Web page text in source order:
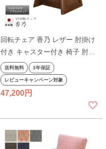
回転チェア 香乃 レザー 肘掛け
付き キャスター付き 椅子 肘付
ダイニングチェア 食堂椅子 回
転式 高暖卓用 ダイニングこた
つ用 シンプル アサヒ
送料無料 3年保証
レビューキャンペーン対象
47,200